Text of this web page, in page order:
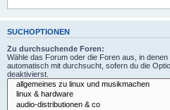
SUCHOPTIONEN
Zu durchsuchende Foren:
Wähle das Forum oder die Foren aus, in
automatisch mit durchsucht, sofern du die
deaktivierst.